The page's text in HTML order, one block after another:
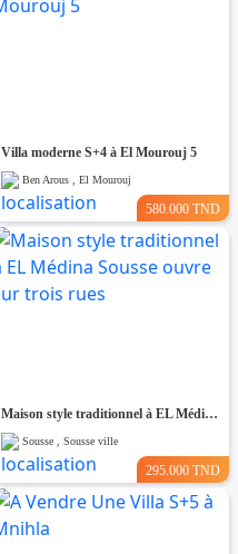
Villa moderne S+4 à El Mourouj 5
Ben Arous , El Mourouj
580.000 TND
Maison style traditionnel à EL Médina Sousse ouvre sur trois rues
Sousse , Sousse ville
295.000 TND